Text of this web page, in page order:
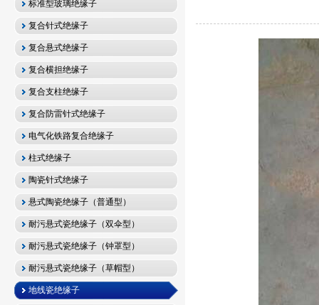
标准型玻璃绝缘子
复合针式绝缘子
复合悬式绝缘子
复合横担绝缘子
复合支柱绝缘子
复合防雷针式绝缘子
电气化铁路复合绝缘子
柱式绝缘子
陶瓷针式绝缘子
悬式陶瓷绝缘子（普通型）
耐污悬式瓷绝缘子（双伞型）
耐污悬式瓷绝缘子（钟罩型）
耐污悬式瓷绝缘子（草帽型）
地线瓷绝缘子